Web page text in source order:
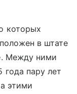
которых
в штате
Между ними
года пару лет
этими